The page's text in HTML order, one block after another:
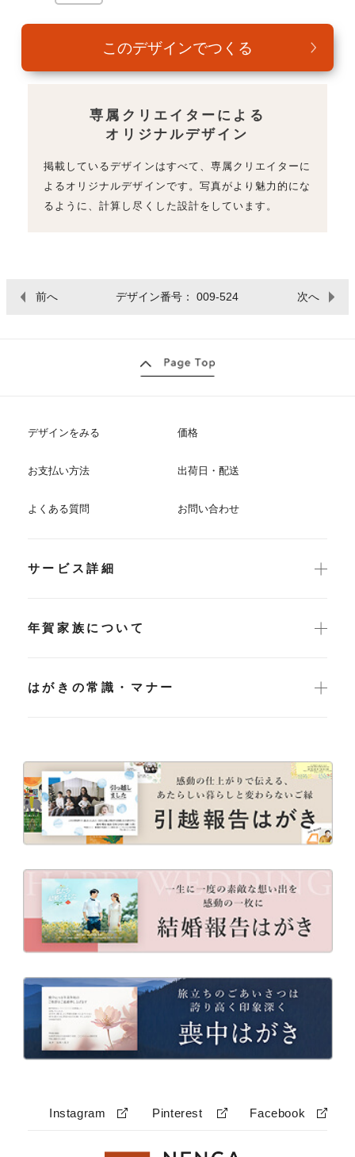
専属クリエイターによる
オリジナルデザイン
掲載しているデザインはすべて、専属クリエイターに
よるオリジナルデザインです。写真がより魅力的にな
るように、計算し尽くした設計をしています。
前へ デザイン番号： 009-524 次へ
デザインをみる 価格
お支払い方法 出荷日・配送
よくある質問 お問い合わせ
サービス詳細
年賀家族について
はがきの常識・マナー
Instagram Pinterest Facebook